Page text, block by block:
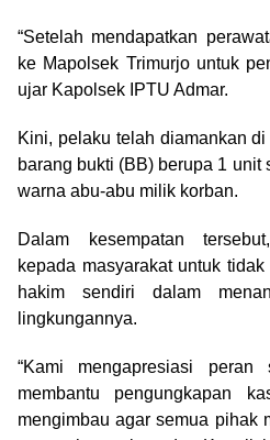
“Setelah mendapatkan
ke Mapolsek Trimurjo untuk
ujar Kapolsek IPTU Admar.
Kini, pelaku telah diamankan
barang bukti (BB) berupa 1 unit
warna abu-abu milik korban.
Dalam kesempatan
kepada masyarakat untuk
hakim sendiri dalam
lingkungannya.
“Kami mengapresiasi peran
membantu pengungkapan
mengimbau agar semua pihak